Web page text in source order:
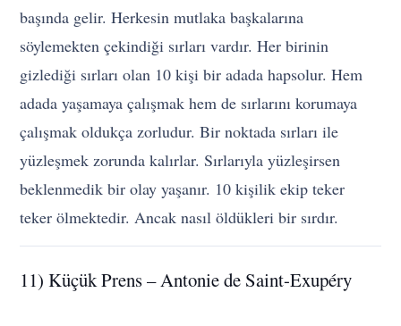
başında gelir. Herkesin mutlaka başkalarına
söylemekten çekindiği sırları vardır. Her birinin
gizlediği sırları olan 10 kişi bir adada hapsolur. Hem
adada yaşamaya çalışmak hem de sırlarını korumaya
çalışmak oldukça zorludur. Bir noktada sırları ile
yüzleşmek zorunda kalırlar. Sırlarıyla yüzleşirsen
beklenmedik bir olay yaşanır. 10 kişilik ekip teker
teker ölmektedir. Ancak nasıl öldükleri bir sırdır.
11) Küçük Prens – Antonie de Saint-Exupéry